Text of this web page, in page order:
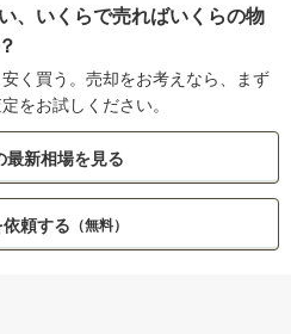
、いくらで売ればいくらの物
く買う。売却をお考えなら、まず
をお試しください。
最新相場を見る
頼する （無料）